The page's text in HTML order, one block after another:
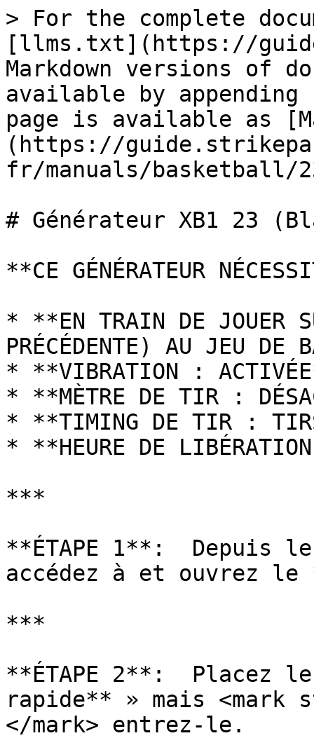
> For the complete
[llms.txt](https://
Markdown versions of
available by
page is available as
(https://
fr/manuals/basketball/
# Générateur XB1 23
**CE GÉNÉRATEUR
* **EN TRAIN DE JOUER
PRÉCÉDENTE) AU JEU DE
* **VIBRATION :
* **MÈTRE DE TIR :
* **TIMING DE TIR :
* **HEURE DE
***
**ÉTAPE 1**:  Depuis
accédez à et ouvrez le
***
**ÉTAPE 2**:  Placez
rapide** » mais <mark
</mark> entrez-le.